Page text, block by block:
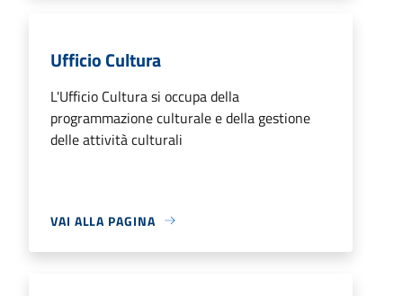
Ufficio Cultura
L'Ufficio Cultura si occupa della
programmazione culturale e della gestione
delle attività culturali
VAI ALLA PAGINA